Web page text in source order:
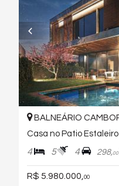
BALNEÁRIO
Casa no Patio Estaleiro
4 5 4 298,00
R$ 5.980.000, 00